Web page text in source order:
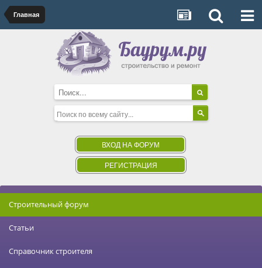
Главная
ВХОД НА ФОРУМ
РЕГИСТРАЦИЯ
Строительный форум
Статьи
Справочник строителя